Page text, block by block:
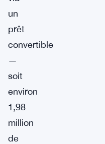
un
prêt
convertible
—
soit
environ
1,98
million
de